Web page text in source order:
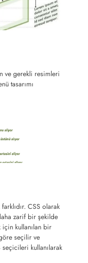
ve gerekli resimleri
tasarımı
CSS olarak
zarif bir şekilde
için kullanılan bir
seçilir ve
kullanılarak